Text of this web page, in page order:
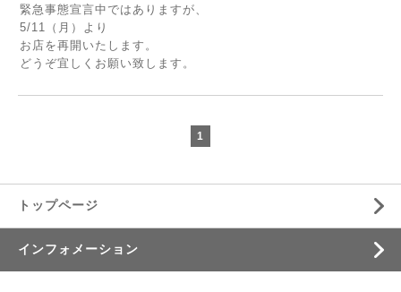
緊急事態宣言中ではありますが、
5/11（月）より
お店を再開いたします。
どうぞ宜しくお願い致します。
1
トップページ
インフォメーション